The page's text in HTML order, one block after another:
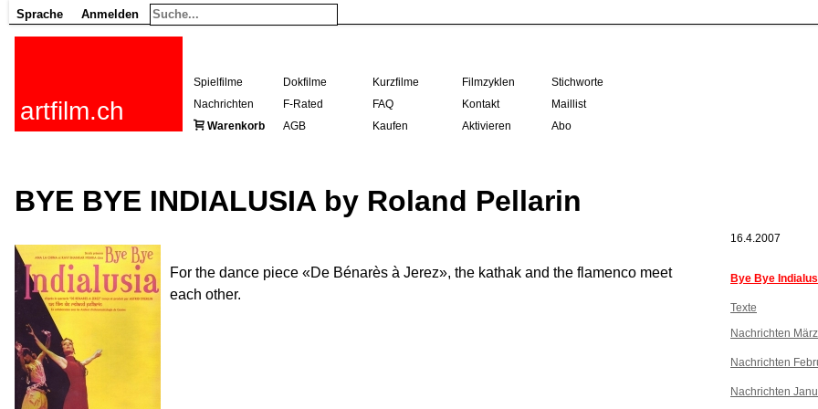
Sprache Anmelden
artfilm.ch
Spielfilme Dokfilme Kurzfilme Filmzyklen
Stichworte
Nachrichten
F-Rated FAQ Kontakt
Maillist
Warenkorb
AGB Kaufen Aktivieren Abo
BYE BYE INDIALUSIA by Roland Pellarin
16.4.2007
Bye Bye
Texte
Nachrichten
Nachrichten
Nachrichten
For the dance piece «De Bénarès à Jerez», the kathak and the flamenco meet
each other.